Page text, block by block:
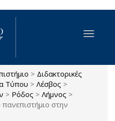
Toggle
> Διδακτορικές
Τύπου > Λέσβος >
> Ρόδος > Λήμνος >
πανεπιστήμιο στην